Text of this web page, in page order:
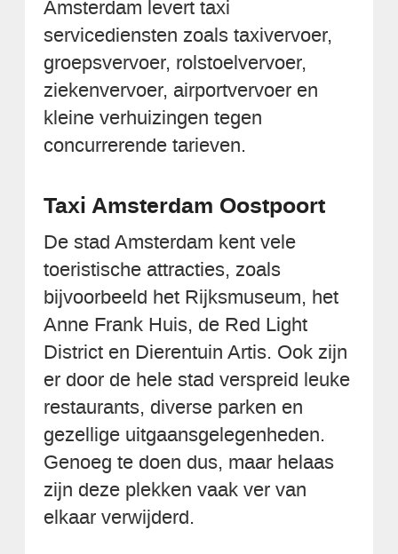
Amsterdam levert taxi
servicediensten zoals taxivervoer,
groepsvervoer, rolstoelvervoer,
ziekenvervoer, airportvervoer en
kleine verhuizingen tegen
concurrerende tarieven.
Taxi Amsterdam Oostpoort
De stad Amsterdam kent vele
toeristische attracties, zoals
bijvoorbeeld het Rijksmuseum, het
Anne Frank Huis, de Red Light
District en Dierentuin Artis. Ook zijn
er door de hele stad verspreid leuke
restaurants, diverse parken en
gezellige uitgaansgelegenheden.
Genoeg te doen dus, maar helaas
zijn deze plekken vaak ver van
elkaar verwijderd.